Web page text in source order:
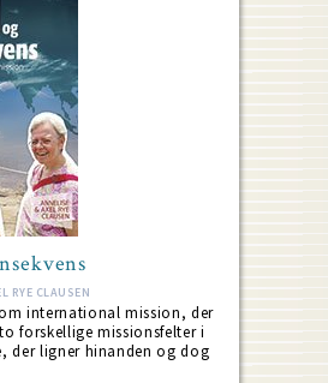
RYE CLAUSEN
international mission, der
forskellige missionsfelter i
der ligner hinanden og dog